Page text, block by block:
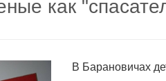
как
В Барановичах